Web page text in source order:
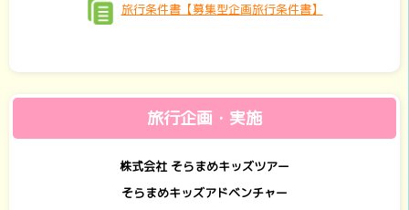
旅行条件書【募集型企画旅行条件書】
旅行企画・実施
株式会社 そらまめキッズツアー
そらまめキッズアドベンチャー